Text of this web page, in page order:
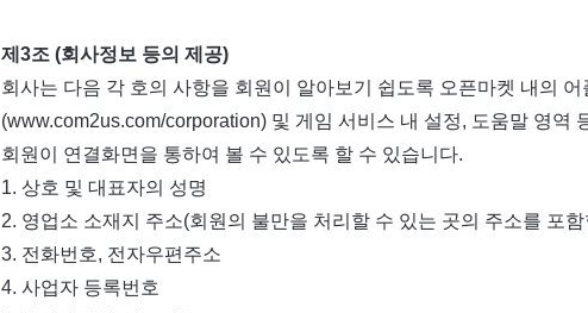
제3조 (회사정보 등의 제공)
회사는 다음 각 호의 사항을 회원이 알아보기 쉽도록 오픈마켓 내의
(www.com2us.com/corporation) 및 게임 서비스 내 설정, 도움말 영역
회원이 연결화면을 통하여 볼 수 있도록 할 수 있습니다.
1. 상호 및 대표자의 성명
2. 영업소 소재지 주소(회원의 불만을 처리할 수 있는 곳의 주소를 포
3. 전화번호, 전자우편주소
4. 사업자 등록번호